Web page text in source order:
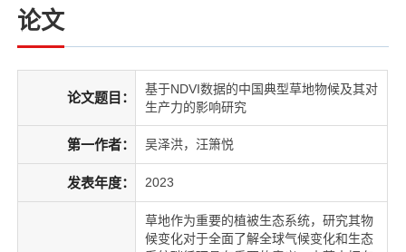
论文
论文题目：
基于NDVI数据的中国典型草地物候及其对
生产力的影响研究
第一作者： 吴泽洪，汪箫悦
发表年度： 2023
草地作为重要的植被生态系统，研究其物
候变化对于全面了解全球气候变化和生态